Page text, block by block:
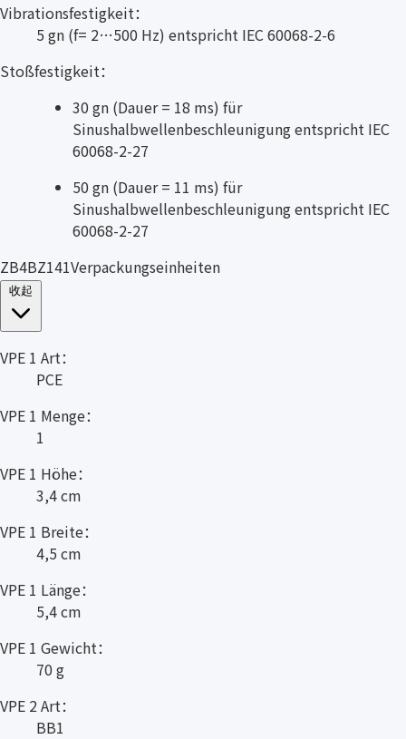
Vibrationsfestigkeit：
5 gn (f= 2…500 Hz) entspricht IEC 60068-2-6
Stoßfestigkeit：
30 gn (Dauer = 18 ms) für
Sinushalbwellenbeschleunigung entspricht IEC
60068-2-27
50 gn (Dauer = 11 ms) für
Sinushalbwellenbeschleunigung entspricht IEC
60068-2-27
ZB4BZ141Verpackungseinheiten
VPE 1 Art：
PCE
VPE 1 Menge：
1
VPE 1 Höhe：
3,4 cm
VPE 1 Breite：
4,5 cm
VPE 1 Länge：
5,4 cm
VPE 1 Gewicht：
70 g
VPE 2 Art：
BB1